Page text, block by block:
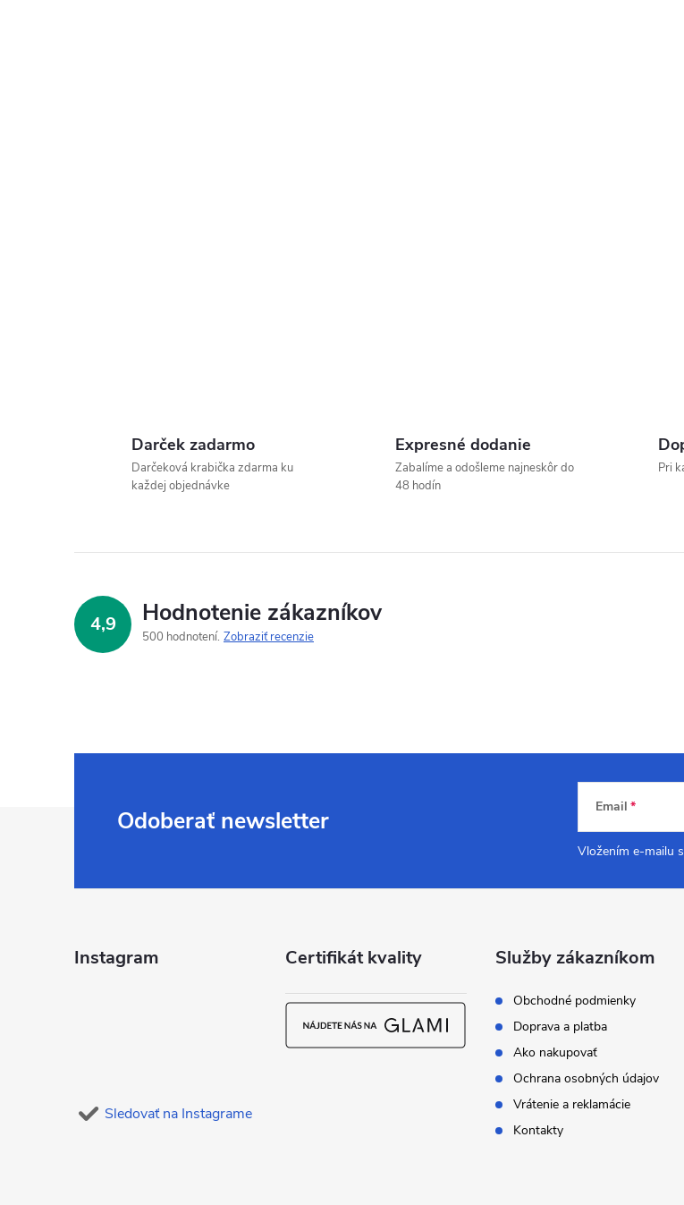
Darček zadarmo
Darčeková krabička zdarma ku
každej objednávke
Expresné dodanie
Zabalíme a odošleme najneskôr do
48 hodín
Pri
4,9 Hodnotenie zákazníkov
500 hodnotení Zobraziť recenzie
Odoberať newsletter Email
Vložením e-mailu
Instagram
Sledovať na Instagrame
Certifikát kvality Služby zákazníkom
Obchodné podmienky
Doprava a platba
Ako nakupovať
Ochrana osobných údajov
Vrátenie a reklamácie
Kontakty